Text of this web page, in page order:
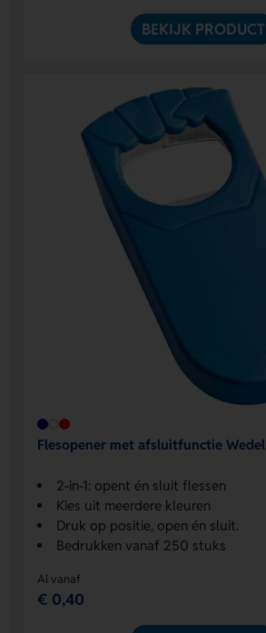
BEKIJK PRODUCT
Flesopener met afsluitfunctie Wedel
2-in-1: opent én sluit flessen
Kies uit meerdere kleuren
Druk op positie, open én sluit.
Bedrukken vanaf 250 stuks
Al vanaf
€ 0,40